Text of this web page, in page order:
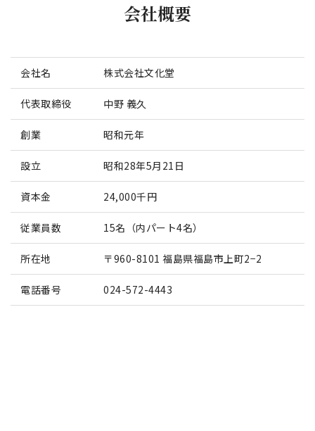
会社概要
会社名 株式会社文化堂
代表取締役 中野 義久
創業 昭和元年
設立 昭和28年5月21日
資本金 24,000千円
従業員数 15名（内パート4名）
所在地 〒960-8101 福島県福島市上町2−2
電話番号 024-572-4443